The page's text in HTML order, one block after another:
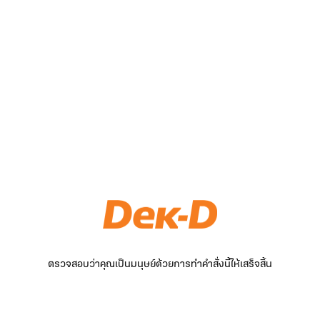
ตรวจสอบว่าคุณเป็นมนุษย์ด้วยการทำคำสั่งนี้ให้เสร็จสิ้น